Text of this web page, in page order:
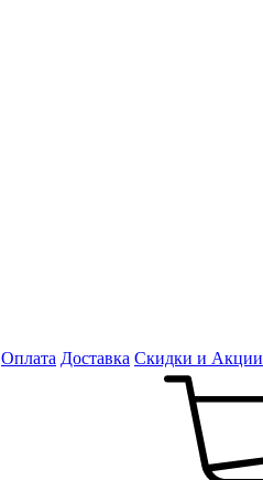
Оплата Доставка Скидки и Акции